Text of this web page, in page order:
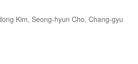
Kim, Seong-hyun Cho, Chang-gyu